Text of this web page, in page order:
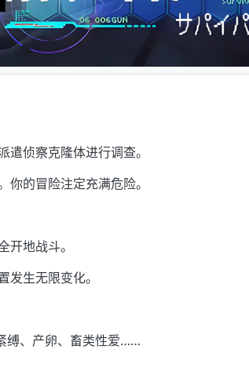
遣侦察克隆体进行调查。
的冒险注定充满危险。
开地战斗。
发生无限变化。
缚、产卵、畜类性爱……